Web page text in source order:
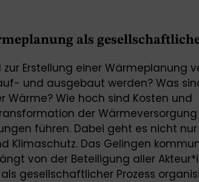
als
zur Erstellung einer Wärmeplanung
und ausgebaut werden? Was
Wärme? Wie hoch sind Kosten und
der Wärmeversorgung
führen. Dabei geht es nicht
Klimaschutz. Das Gelingen
von der Beteiligung aller
gesellschaftlicher Prozess